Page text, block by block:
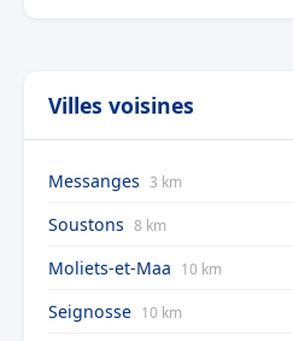
Villes voisines
Messanges 3 km
Soustons 8 km
Moliets-et-Maa 10 km
Seignosse 10 km